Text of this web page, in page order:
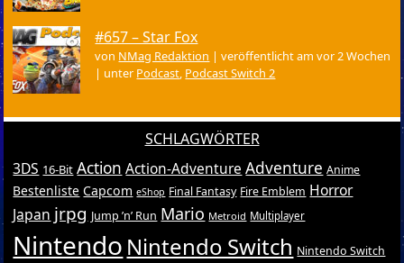
#657 – Star Fox
von NMag Redaktion |veröffentlicht am vor 2 Wochen
| unter Podcast, Podcast Switch 2
SCHLAGWÖRTER
3DS 16-Bit Action Action-Adventure Adventure Anime
Bestenliste Capcom eShop Final Fantasy Fire Emblem Horror
Japan jrpg Jump ’n’ Run Mario Metroid Multiplayer
Nintendo Nintendo Switch Nintendo Switch